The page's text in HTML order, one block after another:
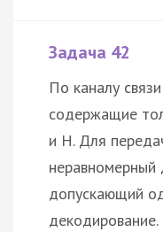
Задача 42
По каналу
содержащие
и H. Для
неравномерный
допускающий